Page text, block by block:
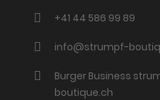
+41 44 586 99 89
info@strumpf-
Burger Business
boutique.ch